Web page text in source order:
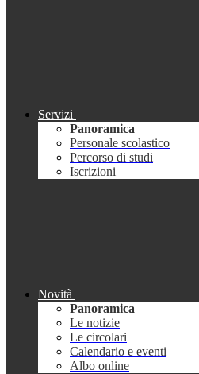
Servizi
Panoramica
Personale scolastico
Percorso di studi
Iscrizioni
Novità
Panoramica
Le notizie
Le circolari
Calendario e eventi
Albo online